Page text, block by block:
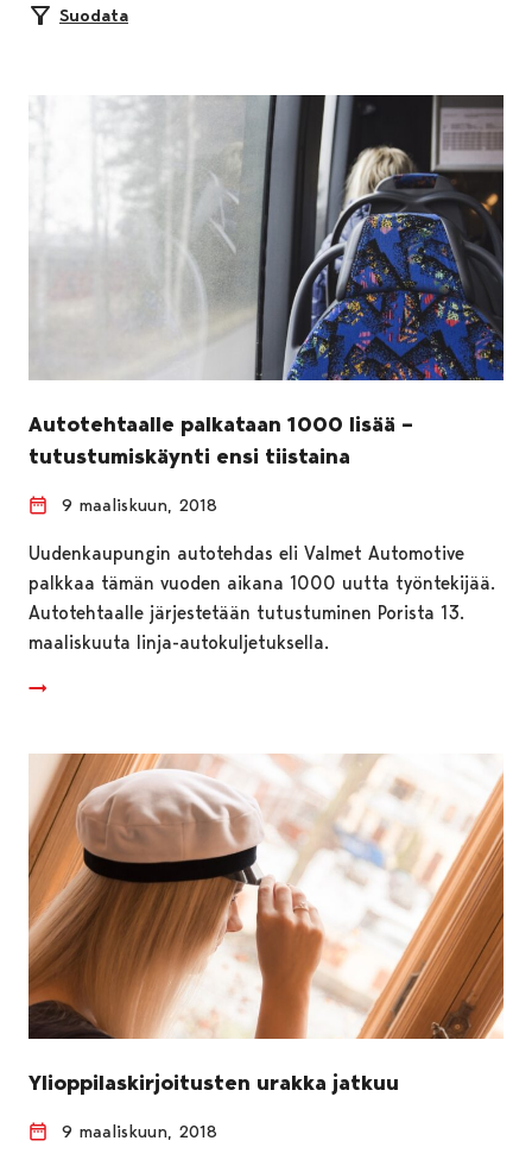
Suodata
Autotehtaalle palkataan 1000 lisää –
tutustumiskäynti ensi tiistaina
9 maaliskuun, 2018
Uudenkaupungin autotehdas eli Valmet Automotive
palkkaa tämän vuoden aikana 1000 uutta työntekijää.
Autotehtaalle järjestetään tutustuminen Porista 13.
maaliskuuta linja-autokuljetuksella.
Ylioppilaskirjoitusten urakka jatkuu
9 maaliskuun, 2018